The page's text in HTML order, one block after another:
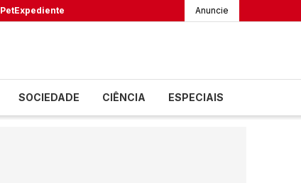
PetExpediente Anuncie
SOCIEDADE CIÊNCIA ESPECIAIS